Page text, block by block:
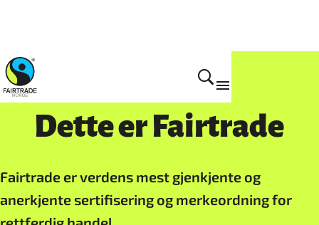
Hva er Fairtrade
Dette er Fairtrade
Fairtrade er verdens mest gjenkjente og
anerkjente sertifisering og merkeordning for